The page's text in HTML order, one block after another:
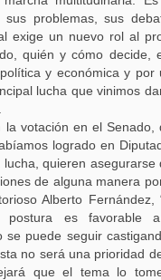
problemas, sus
exige un nuevo rol al
quién y cómo decide,
y económica y por
lucha que vinimos
la votación en el Senado,
logrado en
quieren asegurarse
de alguna manera
Alberto Fernández,
es favorable
se puede seguir
no será una prioridad
que el tema lo